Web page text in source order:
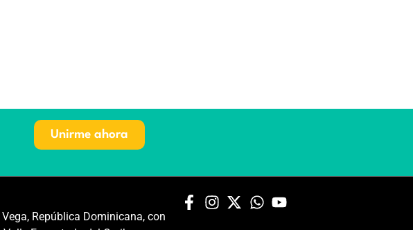
Unirme ahora
República Dominicana, con